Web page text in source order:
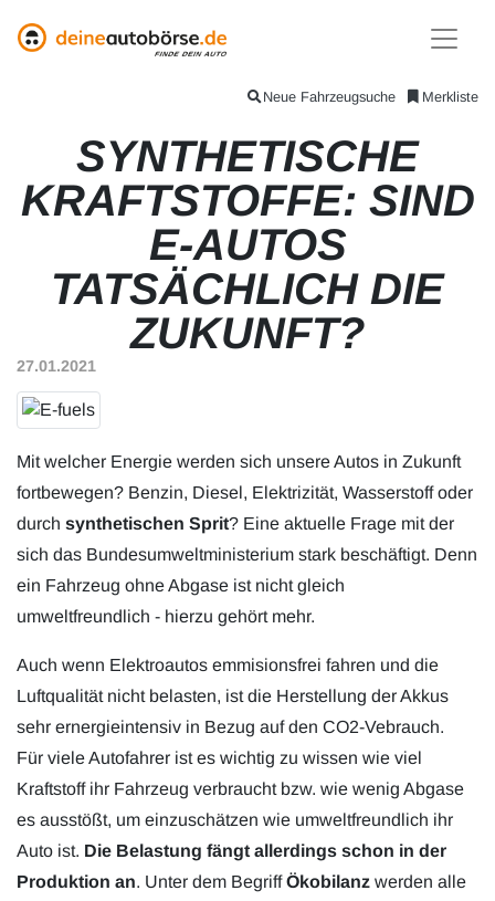
Merkliste
Neue Fahrzeugsuche
SYNTHETISCHE
KRAFTSTOFFE: SIND
E-AUTOS
TATSÄCHLICH DIE
ZUKUNFT?
27.01.2021
Mit welcher Energie werden sich unsere Autos in Zukunft
fortbewegen? Benzin, Diesel, Elektrizität, Wasserstoff oder
durch synthetischen Sprit? Eine aktuelle Frage mit der
sich das Bundesumweltministerium stark beschäftigt. Denn
ein Fahrzeug ohne Abgase ist nicht gleich
umweltfreundlich - hierzu gehört mehr.
Auch wenn Elektroautos emmisionsfrei fahren und die
Luftqualität nicht belasten, ist die Herstellung der Akkus
sehr ernergieintensiv in Bezug auf den CO2-Vebrauch.
Für viele Autofahrer ist es wichtig zu wissen wie viel
Kraftstoff ihr Fahrzeug verbraucht bzw. wie wenig Abgase
es ausstößt, um einzuschätzen wie umweltfreundlich ihr
Auto ist. Die Belastung fängt allerdings schon in der
Produktion an. Unter dem BegriffÖkobilanz werden alle